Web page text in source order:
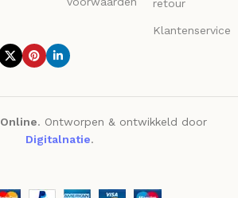
retour
Klantenservice
. Ontworpen & ontwikkeld door
Digitalnatie.